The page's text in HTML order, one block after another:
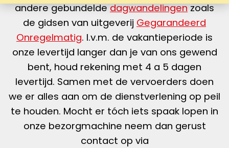
andere gebundeldedagwandelingenzoals
de gidsen van uitgeverij Gegarandeerd
Onregelmatig. I.v.m. de vakantieperiode is
onze levertijd langer dan je van ons gewend
bent, houd rekening met 4 a 5 dagen
levertijd. Samen met de vervoerders doen
we er alles aan om de dienstverlening op peil
te houden. Mocht er tóch iets spaak lopen in
onze bezorgmachine neem dan gerust
contact op via